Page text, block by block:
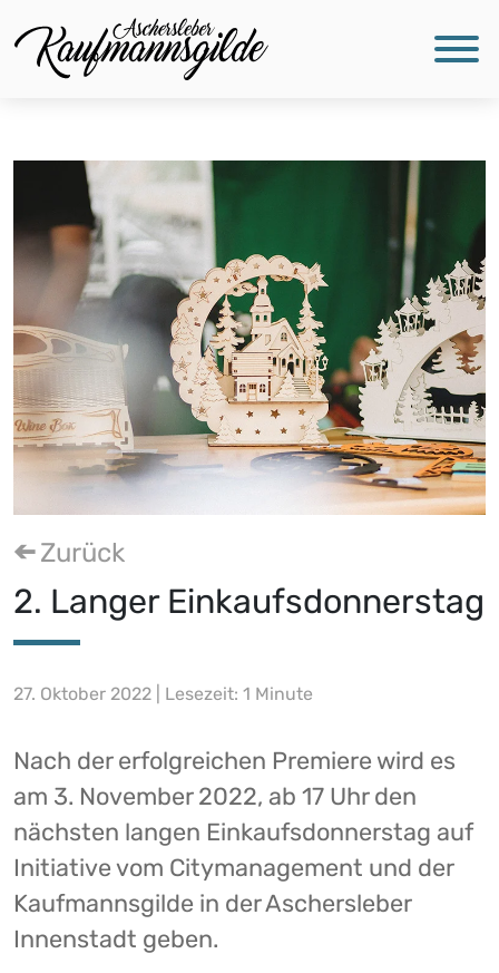
Zurück
2. Langer Einkaufsdonnerstag
27. Oktober 2022 | Lesezeit: 1 Minute
Nach der erfolgreichen Premiere wird es
am 3. November 2022, ab 17 Uhr den
nächsten langen Einkaufsdonnerstag auf
Initiative vom Citymanagement und der
Kaufmannsgilde in der Aschersleber
Innenstadt geben.